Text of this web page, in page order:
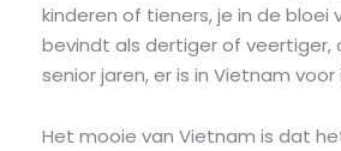
kinderen of tieners, je in de bloei
bevindt als dertiger of veertiger,
senior jaren, er is in Vietnam
Het mooie van Vietnam is dat